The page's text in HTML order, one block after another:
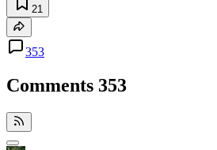
21
353
Comments 353